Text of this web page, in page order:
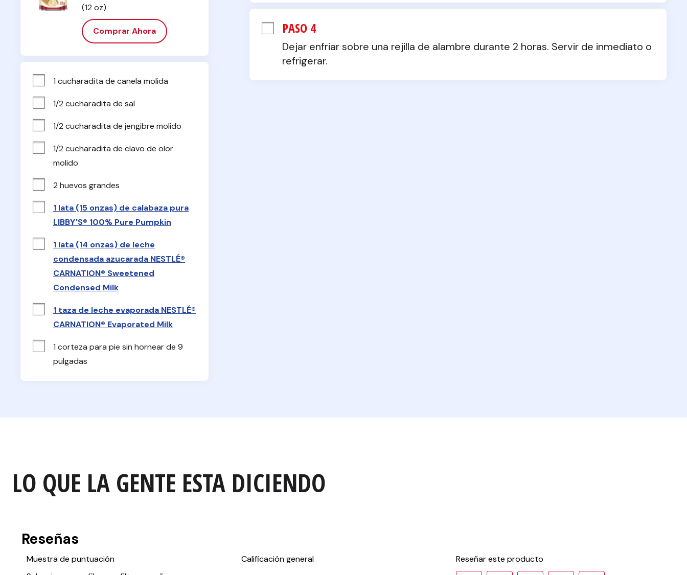
(12 oz)
Comprar Ahora
1 cucharadita de canela molida
1/2 cucharadita de sal
1/2 cucharadita de jengibre molido
1/2 cucharadita de clavo de olor
molido
2 huevos grandes
1 lata (15 onzas) de calabaza pura
LIBBY'S® 100% Pure Pumpkin
1 lata (14 onzas) de leche
condensada azucarada NESTLÉ®
CARNATION® Sweetened
Condensed Milk
1 taza de leche evaporada NESTLÉ®
CARNATION® Evaporated Milk
1 corteza para pie sin hornear de 9
pulgadas
PASO 4
Dejar enfriar sobre una rejilla de alambre durante 2 horas. Servir de inmediato o
refrigerar.
LO QUE LA GENTE ESTA DICIENDO